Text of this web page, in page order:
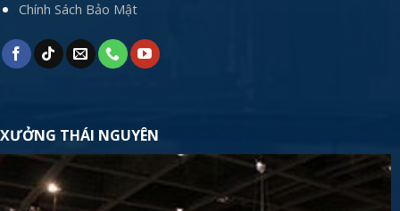
Chính Sách Bảo Mật
XƯỞNG THÁI NGUYÊN